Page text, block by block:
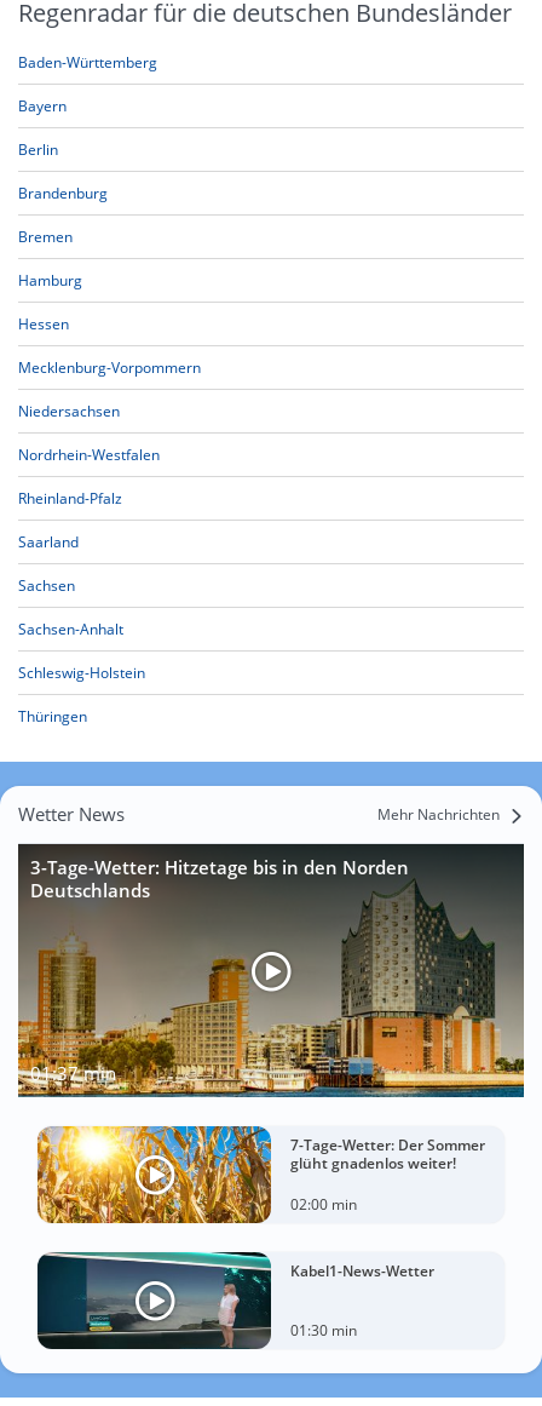
Regenradar für die deutschen Bundesländer
Baden-Württemberg
Bayern
Berlin
Brandenburg
Bremen
Hamburg
Hessen
Mecklenburg-Vorpommern
Niedersachsen
Nordrhein-Westfalen
Rheinland-Pfalz
Saarland
Sachsen
Sachsen-Anhalt
Schleswig-Holstein
Thüringen
Wetter News Mehr Nachrichten
3-Tage-Wetter: Hitzetage bis in den Norden
Deutschlands
01:37 min
7-Tage-Wetter: Der Sommer
glüht gnadenlos weiter!
02:00 min
Kabel1-News-Wetter
01:30 min